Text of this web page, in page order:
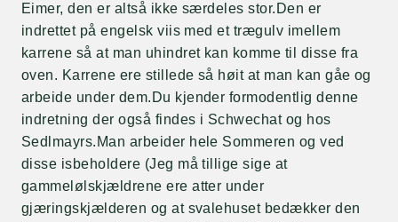
Eimer, den er altså ikke særdeles stor.Den er
indrettet på engelsk viis med et trægulv imellem
karrene så at man uhindret kan komme til disse fra
oven. Karrene ere stillede så høit at man kan gåe og
arbeide under dem.Du kjender formodentlig denne
indretning der også findes i Schwechat og hos
Sedlmayrs.Man arbeider hele Sommeren og ved
disse isbeholdere (Jeg må tillige sige at
gammelølskjældrene ere atter under
gjæringskjælderen og at svalehuset bedækker den